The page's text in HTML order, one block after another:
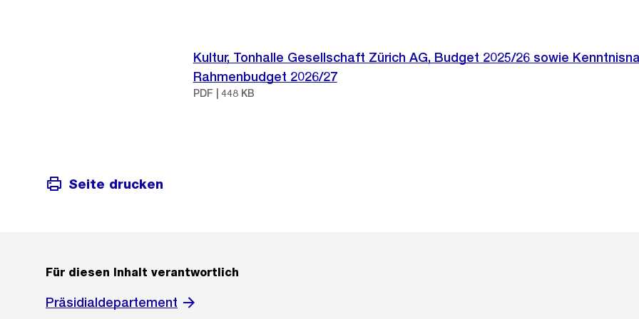
Kultur, Tonhalle Gesellschaft Zürich AG, Budget 2025/26 sowie
Rahmenbudget 2026/27
PDF | 448 KB
Seite drucken
Für diesen Inhalt verantwortlich
Präsidialdepartement